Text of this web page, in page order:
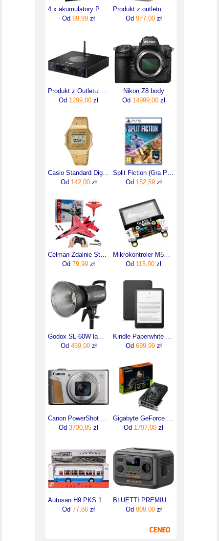
Od 69,99 zł
Od 977,00zł
Od 1299,00 zł
Nikon Z8 body
Od 14999,00zł
Od 142,00zł
Od 152,59zł
Od 79,99 zł
Od 115,00 zł
Od 459,00zł
Od 699,99zł
Od 3730,85 zł
Od 1797,00 zł
Od 77,86 zł
Od 809,00zł